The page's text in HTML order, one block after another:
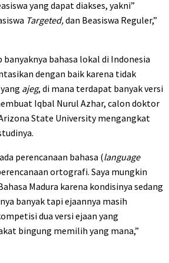
yang dapat diakses, yakni”
Targeted,dan Beasiswa Reguler,”
bahasa lokal di Indonesia
dengan baik karena tidak
ajeg, di mana terdapat banyak versi
Iqbal Nurul Azhar, calon doktor
State University mengangkat
perencanaan bahasa (language
ortografi. Saya mungkin
Madura karena kondisinya sedang
banyak tapi ejaannya masih
dua versi ejaan yang
bingung memilih yang mana,”